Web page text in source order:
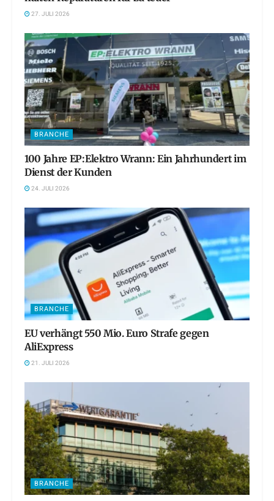
27. JULI 2026
BRANCHE
100 Jahre EP:Elektro Wrann: Ein Jahrhundert im
Dienst der Kunden
24. JULI 2026
BRANCHE
EU verhängt 550 Mio. Euro Strafe gegen
AliExpress
21. JULI 2026
BRANCHE